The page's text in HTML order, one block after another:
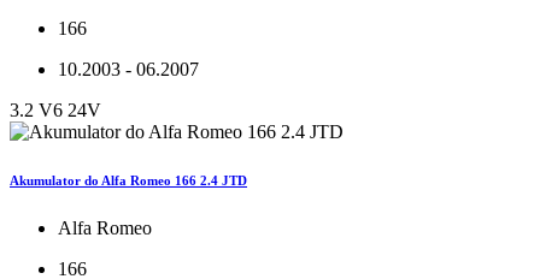
166
10.2003 - 06.2007
3.2 V6 24V
Akumulator do Alfa Romeo 166 2.4 JTD
Alfa Romeo
166